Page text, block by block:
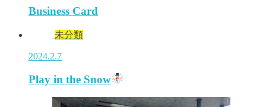
Business Card
未分類
2024.2.7
Play in the Snow